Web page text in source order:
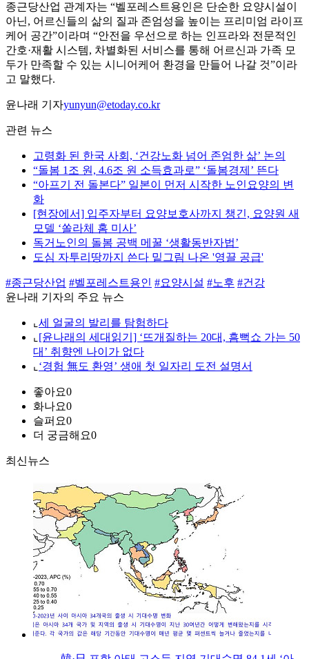
종근당산업 관계자는 “벨포레스트용인은 단순한 요양시설이
아닌, 어르신들의 삶의 질과 존엄성을 높이는 프리미엄 라이프
케어 공간”이라며 “안전을 우선으로 하는 인프라와 전문적인
간호·재활 시스템, 차별화된 서비스를 통해 어르신과 가족 모
두가 만족할 수 있는 시니어케어 환경을 만들어 나갈 것”이라
고 말했다.
윤나래 기자yunyun@etoday.co.kr
관련 뉴스
고령화 된 한국 사회, ‘건강노화 넘어 존엄한 삶’ 논의
“돌봄 1조 원, 4.6조 원 소득효과로” ‘돌봄경제’ 뜬다
“아프기 전 돌본다” 일본이 먼저 시작한 노인요양의 변
화
[현장에서] 입주자부터 요양보호사까지 챙긴, 요양원 새
모델 ‘쏠라체 홈 미사’
독거노인의 돌봄 공백 메꿀 ‘생활동반자법’
도심 자투리땅까지 쓴다 밑그림 나온 '영끌 공급'
#종근당산업 #벨포레스트용인 #요양시설 #노후 #건강
윤나래 기자의 주요 뉴스
⌞ 세 얼굴의 발리를 탐험하다
⌞ [윤나래의 세대읽기] ‘뜨개질하는 20대, 흠뻑쇼 가는 50
대’ 취향엔 나이가 없다
⌞ ‘경험 無도 환영’ 생애 첫 일자리 도전 설명서
좋아요0
화나요0
슬퍼요0
더 궁금해요0
최신뉴스